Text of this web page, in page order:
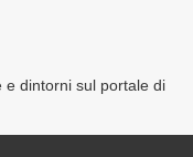
e dintorni sul portale di